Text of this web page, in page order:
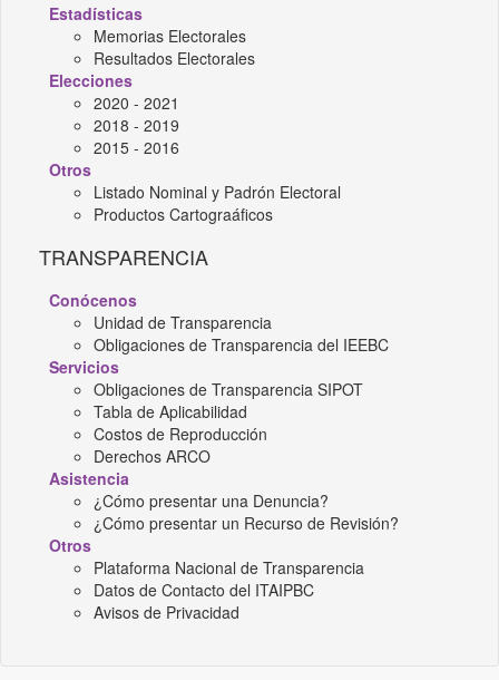
Estadísticas
Memorias Electorales
Resultados Electorales
Elecciones
2020 - 2021
2018 - 2019
2015 - 2016
Otros
Listado Nominal y Padrón Electoral
Productos Cartograáficos
TRANSPARENCIA
Conócenos
Unidad de Transparencia
Obligaciones de Transparencia del IEEBC
Servicios
Obligaciones de Transparencia SIPOT
Tabla de Aplicabilidad
Costos de Reproducción
Derechos ARCO
Asistencia
¿Cómo presentar una Denuncia?
¿Cómo presentar un Recurso de Revisión?
Otros
Plataforma Nacional de Transparencia
Datos de Contacto del ITAIPBC
Avisos de Privacidad